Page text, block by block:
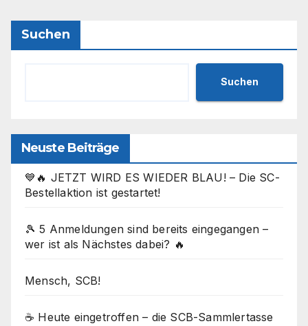
Suchen
Suchen
Neuste Beiträge
💙🔥 JETZT WIRD ES WIEDER BLAU! – Die SC-
Bestellaktion ist gestartet!
🎾 5 Anmeldungen sind bereits eingegangen –
wer ist als Nächstes dabei? 🔥
Mensch, SCB!
☕ Heute eingetroffen – die SCB-Sammlertasse